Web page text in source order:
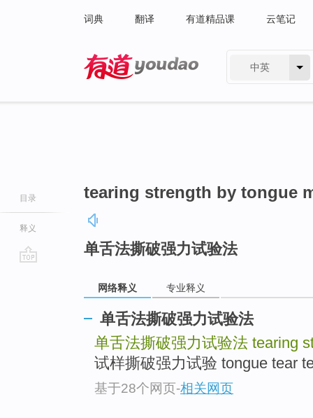
词典 翻译 有道精品课 云笔记
中英
目录
释义
tearing strength by tongue
单舌法撕破强力试验法
网络释义 专业释义
单舌法撕破强力试验法
单舌法撕破强力试验法 tearing
试样撕破强力试验 tongue tear
基于28个网页-相关网页